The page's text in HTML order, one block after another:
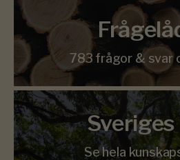
783 frågor & svar
Se hela